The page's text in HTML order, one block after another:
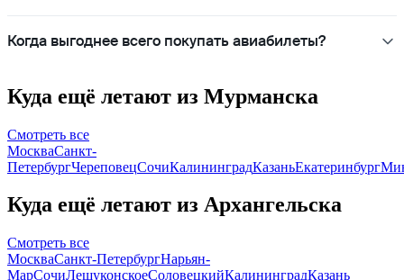
Когда выгоднее всего покупать авиабилеты?
Куда ещё летают из Мурманска
Смотреть все
МоскваСанкт-
ПетербургЧереповецСочиКалининградКазаньЕкатеринбург
Куда ещё летают из Архангельска
Смотреть все
МоскваСанкт-ПетербургНарьян-
МарСочиЛешуконскоеСоловецкийКалининградКазань